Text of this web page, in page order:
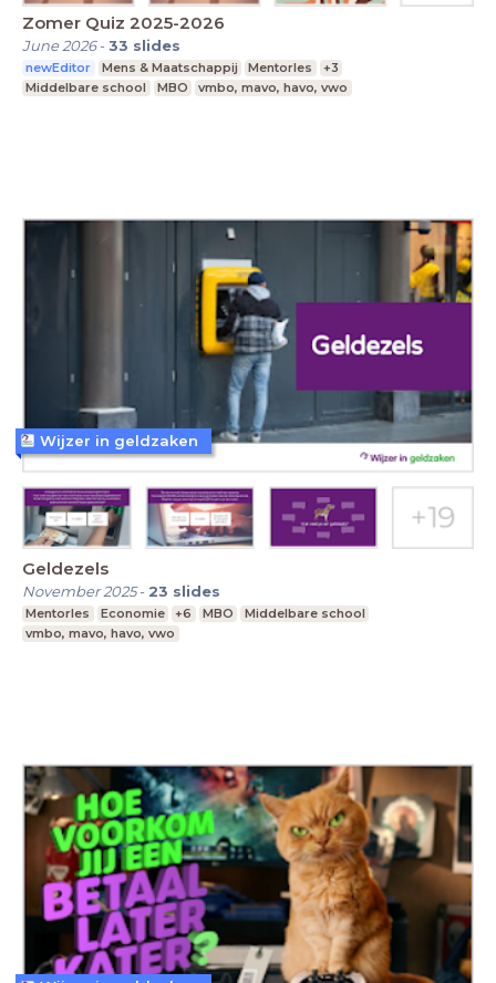
Zomer Quiz 2025-2026
June 2026-33 slides
newEditor Mens & Maatschappij Mentorles
+3
Middelbare school
MBO vmbo, mavo, havo, vwo
Geldezels
November 2025- 23 slides
Mentorles Economie +6 MBO
Middelbare school
vmbo, mavo, havo, vwo
Wijzer in geldzaken